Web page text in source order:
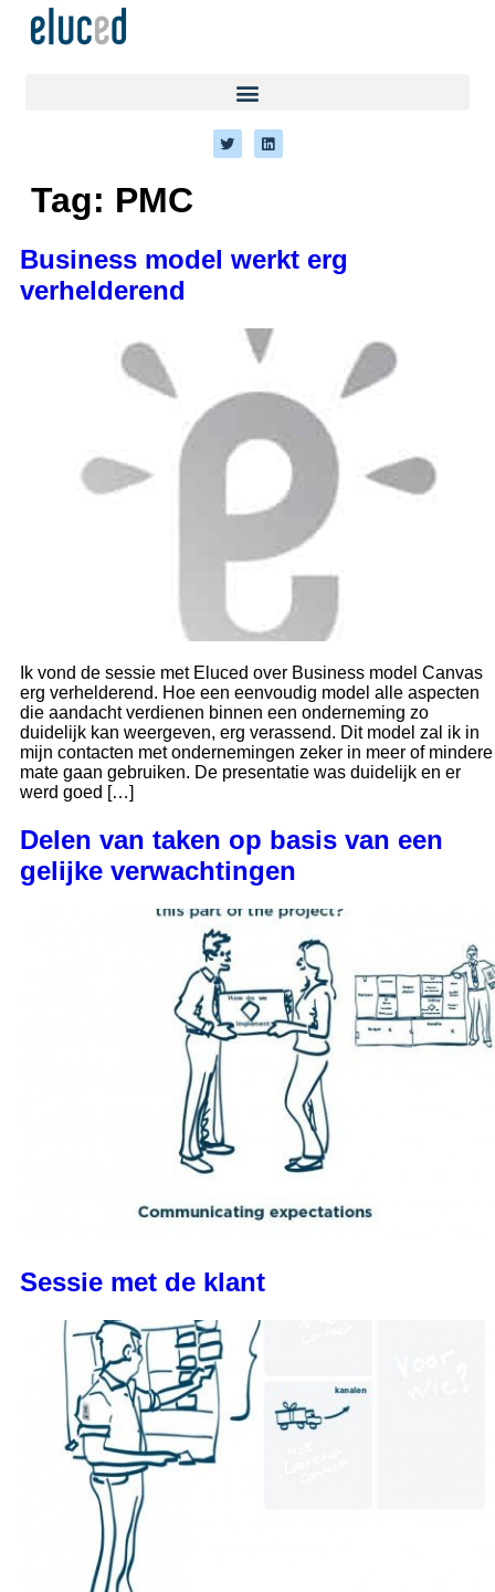
Tag: PMC
Business model werkt erg
verhelderend
Ik vond de sessie met Eluced over Business model Canvas
erg verhelderend. Hoe een eenvoudig model alle aspecten
die aandacht verdienen binnen een onderneming zo
duidelijk kan weergeven, erg verassend. Dit model zal ik in
mijn contacten met ondernemingen zeker in meer of mindere
mate gaan gebruiken. De presentatie was duidelijk en er
werd goed […]
Delen van taken op basis van een
gelijke verwachtingen
Sessie met de klant